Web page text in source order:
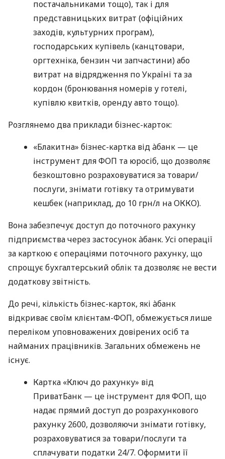
постачальниками тощо), так і для
представницьких витрат (офіційних
заходів, культурних програм),
господарських купівель (канцтовари,
оргтехніка, бензин чи запчастини) або
витрат на відрядження по Україні та за
кордон (бронювання номерів у готелі,
купівлю квитків, оренду авто тощо).
Розглянемо два приклади бізнес-карток:
«Блакитна» бізнес-картка від àбанк — це
інструмент для ФОП та юросіб, що дозволяє
безкоштовно розраховуватися за товари/
послуги, знімати готівку та отримувати
кешбек (наприклад, до 10 грн/л на ОККО).
Вона забезпечує доступ до поточного рахунку
підприємства через застосунок àбанк. Усі операції
за карткою є операціями поточного рахунку, що
спрощує бухгалтерський облік та дозволяє не вести
додаткову звітність.
До речі, кількість бізнес-карток, які àбанк
відкриває своїм клієнтам-ФОП, обмежується лише
переліком уповноважених довірених осіб та
найманих працівників. Загальних обмежень не
існує.
Картка «Ключ до рахунку» від
ПриватБанк — це інструмент для ФОП, що
надає прямий доступ до розрахункового
рахунку 2600, дозволяючи знімати готівку,
розраховуватися за товари/послуги та
сплачувати податки 24/7. Оформити її